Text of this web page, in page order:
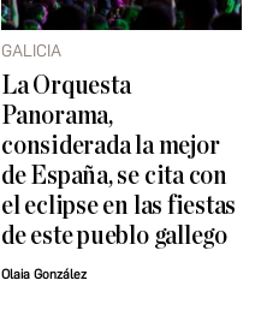
GALICIA
La Orquesta
Panorama,
considerada la mejor
de España, se cita con
el eclipse en las fiestas
de este pueblo gallego
Olaia González